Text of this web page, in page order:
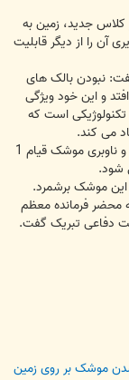
جدید، زمین به
را از دیگر قابلیت
در بیان ویژگی های فنی موشک قیام 1 گفت: نبودن بالک های
و این خود ویژگی
است که
می کند.
وی افزود: هوشمندپذیری ای که سیستم هدایت، کنترل و ناوبری موشک قیام 1
شود.
این موشک برشمرد.
محضر فرمانده معظم
دفاعی تبریک گفت.
موشک بر روی زمین